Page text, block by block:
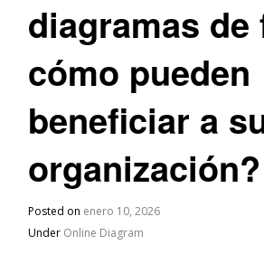
diagramas
cómo pueden
beneficiar a
organización?
Posted on enero 10, 2026
Under Online Diagram